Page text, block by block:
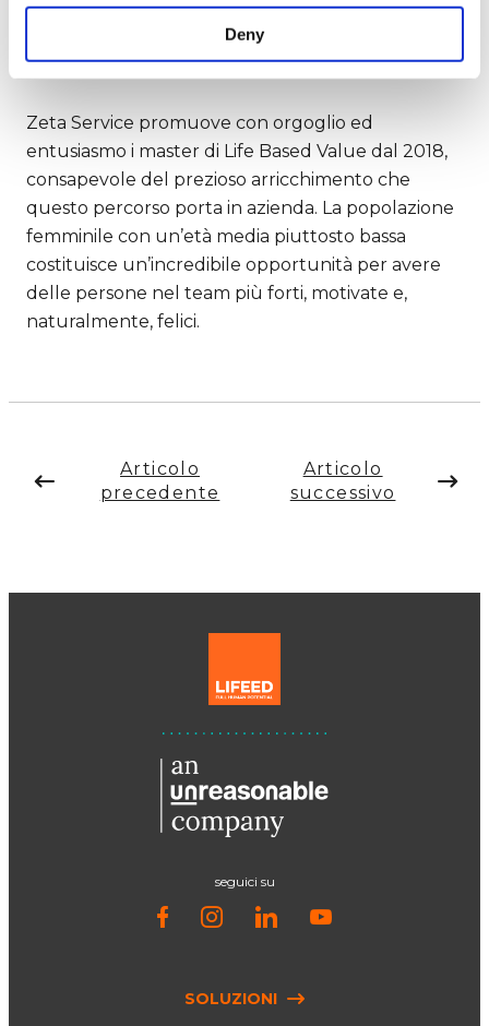
Deny
dichiara un papà. E ancora: “L’ascolto di un figlio
in modo attivo è un ottimo allenamento anche
per l’ascolto nel mondo del lavoro”.
Zeta Service promuove con orgoglio ed
entusiasmo i master di Life Based Value dal 2018,
consapevole del prezioso arricchimento che
questo percorso porta in azienda. La popolazione
femminile con un’età media piuttosto bassa
costituisce un’incredibile opportunità per avere
delle persone nel team più forti, motivate e,
naturalmente, felici.
Articolo
precedente
Articolo
successivo
seguici su
SOLUZIONI